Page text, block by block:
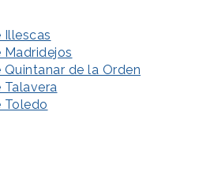
Illescas
Madridejos
de la Orden
Talavera
Toledo